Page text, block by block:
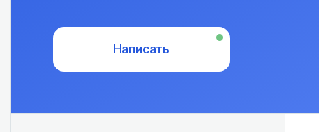
Написать